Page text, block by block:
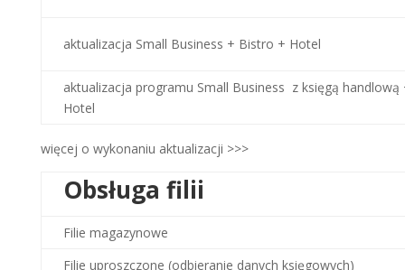
aktualizacja Small Business + Bistro + Hotel
aktualizacja programu Small Business z księgą handlową
Hotel
więcej o wykonaniu aktualizacji >>>
Obsługa filii
Filie magazynowe
Filie uproszczone (odbieranie danych księgowych)